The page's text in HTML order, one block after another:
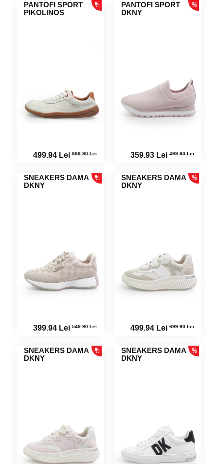
PANTOFI SPORT
PIKOLINOS
499.94 Lei 699.90 Lei
PANTOFI SPORT
DKNY
359.93 Lei499.90 Lei
SNEAKERS DAMA
DKNY
399.94 Lei 549.90 Lei
SNEAKERS DAMA
DKNY
499.94 Lei699.90 Lei
SNEAKERS DAMA
DKNY
SNEAKERS DAMA
DKNY